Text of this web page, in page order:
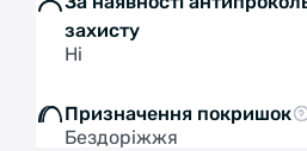
захисту
Ні
Призначення покришок
Бездоріжжя